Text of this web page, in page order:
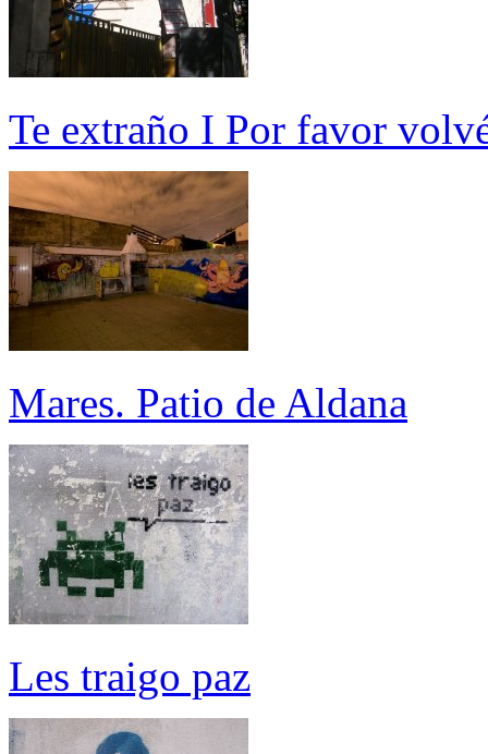
Te extraño I Por favor
Mares. Patio de Aldana
Les traigo paz